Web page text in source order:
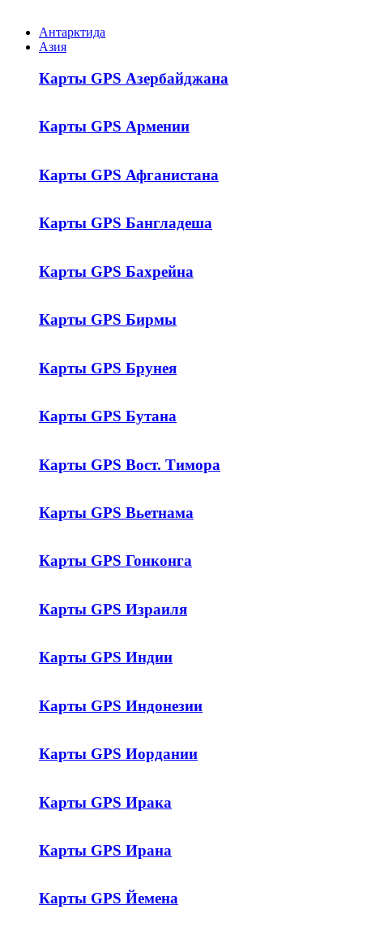
Антарктида
Азия
Карты GPS Азербайджана
Карты GPS Армении
Карты GPS Афганистана
Карты GPS Бангладеша
Карты GPS Бахрейна
Карты GPS Бирмы
Карты GPS Брунея
Карты GPS Бутана
Карты GPS Вост. Тимора
Карты GPS Вьетнама
Карты GPS Гонконга
Карты GPS Израиля
Карты GPS Индии
Карты GPS Индонезии
Карты GPS Иордании
Карты GPS Ирака
Карты GPS Ирана
Карты GPS Йемена